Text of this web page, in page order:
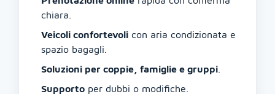
chiara.
Veicoli confortevoli con aria condizionata e
spazio bagagli.
Soluzioni per coppie, famiglie e gruppi
Supporto per dubbi o modifiche.